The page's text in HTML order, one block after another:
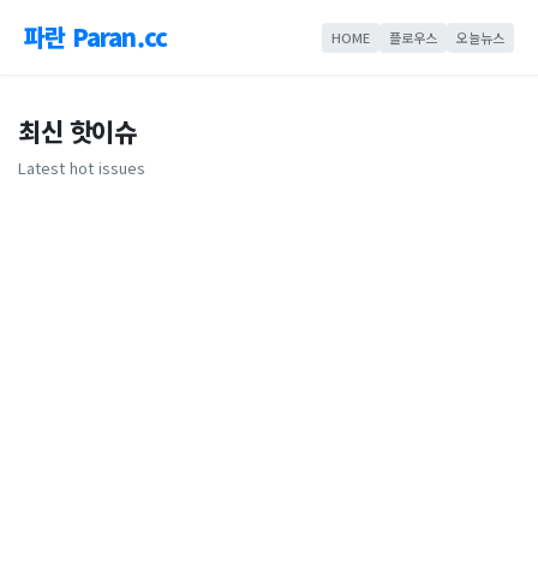
파란 Paran.cc HOME 플로우스 오늘뉴스
최신 핫이슈
Latest hot issues